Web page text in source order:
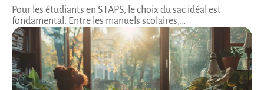
Pour les étudiants en STAPS, le choix du sac idéal est
fondamental. Entre les manuels scolaires,…